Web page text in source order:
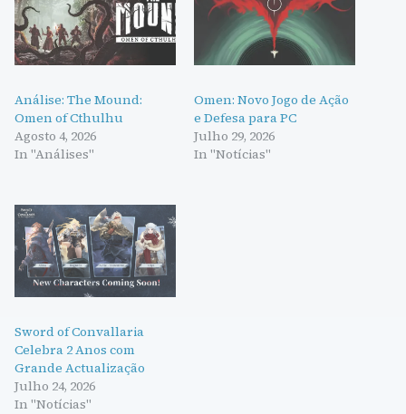
Análise: The Mound:
Omen of Cthulhu
Agosto 4, 2026
In "Análises"
Omen: Novo Jogo de Ação
e Defesa para PC
Julho 29, 2026
In "Notícias"
Sword of Convallaria
Celebra 2 Anos com
Grande Actualização
Julho 24, 2026
In "Notícias"